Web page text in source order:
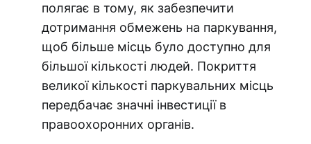
полягає в тому, як забезпечити
дотримання обмежень на паркування,
щоб більше місць було доступно для
більшої кількості людей. Покриття
великої кількості паркувальних місць
передбачає значні інвестиції в
правоохоронних органів.